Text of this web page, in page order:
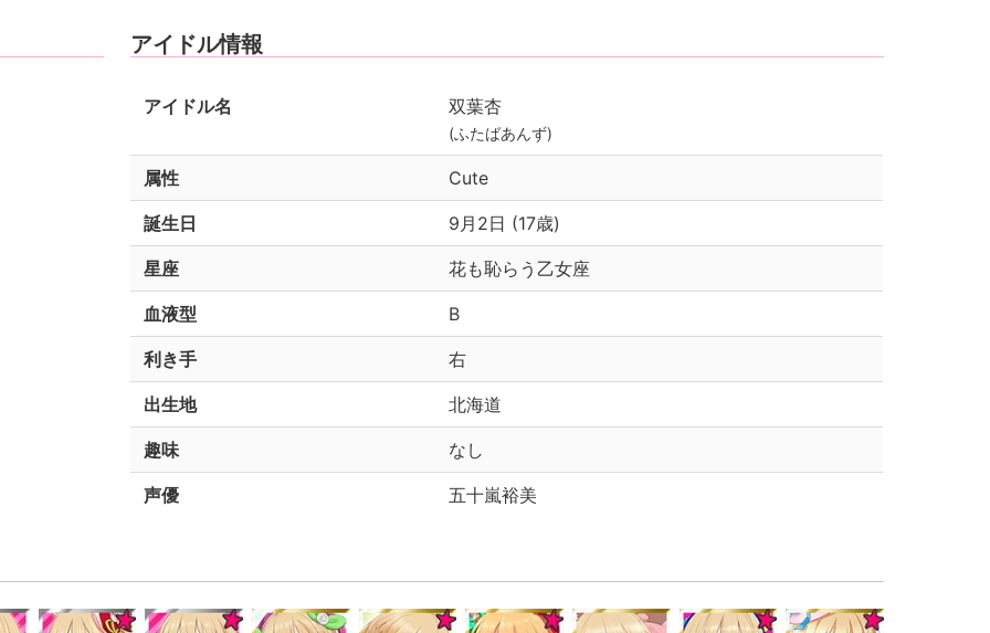
アイドル情報
アイドル名 双葉杏
(ふたばあんず)
属性 Cute
誕生日 9月2日 (17歳)
星座 花も恥らう乙女座
血液型 B
利き手 右
出生地 北海道
趣味 なし
声優 五十嵐裕美